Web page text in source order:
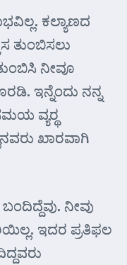
ಕಲ್ಯಾಣದ
ತುಂಬಿಸಲು
ನೀವೂ
ಇನ್ನೆಂದು ನನ್ನ
ವ್ಯರ್‍ಥ
ಖಾರವಾಗಿ
ನೀವು
ಇದರ ಪ್ರತಿಫಲ